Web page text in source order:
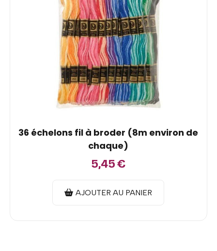
36 échelons fil à broder (8m environ de
chaque)
5,45€
AJOUTER AU PANIER